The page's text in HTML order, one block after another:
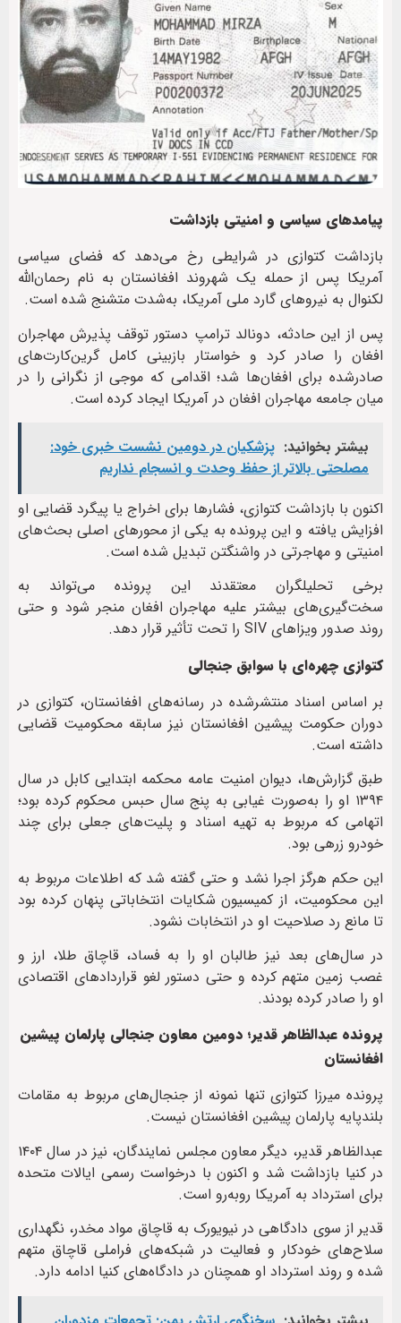
پیامدهای سیاسی و امنیتی بازداشت
بازداشت کتوازی در شرایطی رخ می‌دهد که فضای سیاسی
آمریکا پس از حمله یک شهروند افغانستان به نام رحمان‌الله
لکنوال به نیروهای گارد ملی آمریکا، به‌شدت متشنج شده است.
پس از این حادثه، دونالد ترامپ دستور توقف پذیرش مهاجران
افغان را صادر کرد و خواستار بازبینی کامل گرین‌کارت‌های
صادرشده برای افغان‌ها شد؛ اقدامی که موجی از نگرانی را در
میان جامعه مهاجران افغان در آمریکا ایجاد کرده است.
بیشتر بخوانید: پزشکیان در دومین نشست خبری خود:
مصلحتی بالاتر از حفظ وحدت و انسجام نداریم
اکنون با بازداشت کتوازی، فشارها برای اخراج یا پیگرد قضایی او
افزایش یافته و این پرونده به یکی از محورهای اصلی بحث‌های
امنیتی و مهاجرتی در واشنگتن تبدیل شده است.
برخی تحلیلگران معتقدند این پرونده می‌تواند به
سخت‌گیری‌های بیشتر علیه مهاجران افغان منجر شود و حتی
روند صدور ویزاهای SIV را تحت تأثیر قرار دهد.
کتوازی چهره‌ای با سوابق جنجالی
بر اساس اسناد منتشرشده در رسانه‌های افغانستان، کتوازی در
دوران حکومت پیشین افغانستان نیز سابقه محکومیت قضایی
داشته است.
طبق گزارش‌ها، دیوان امنیت عامه محکمه ابتدایی کابل در سال
۱۳۹۴ او را به‌صورت غیابی به پنج سال حبس محکوم کرده بود؛
اتهامی که مربوط به تهیه اسناد و پلیت‌های جعلی برای چند
خودرو زرهی بود.
این حکم هرگز اجرا نشد و حتی گفته شد که اطلاعات مربوط به
این محکومیت، از کمیسیون شکایات انتخاباتی پنهان کرده بود
تا مانع رد صلاحیت او در انتخابات نشود.
در سال‌های بعد نیز طالبان او را به فساد، قاچاق طلا، ارز و
غصب زمین متهم کرده و حتی دستور لغو قراردادهای اقتصادی
او را صادر کرده بودند.
پرونده عبدالظاهر قدیر؛ دومین معاون جنجالی پارلمان پیشین
افغانستان
پرونده میرزا کتوازی تنها نمونه از جنجال‌های مربوط به مقامات
بلندپایه پارلمان پیشین افغانستان نیست.
عبدالظاهر قدیر، دیگر معاون مجلس نمایندگان، نیز در سال ۱۴۰۴
در کنیا بازداشت شد و اکنون با درخواست رسمی ایالات متحده
برای استرداد به آمریکا روبه‌رو است.
قدیر از سوی دادگاهی در نیویورک به قاچاق مواد مخدر، نگهداری
سلاح‌های خودکار و فعالیت در شبکه‌های فراملی قاچاق متهم
شده و روند استرداد او همچنان در دادگاه‌های کنیا ادامه دارد.